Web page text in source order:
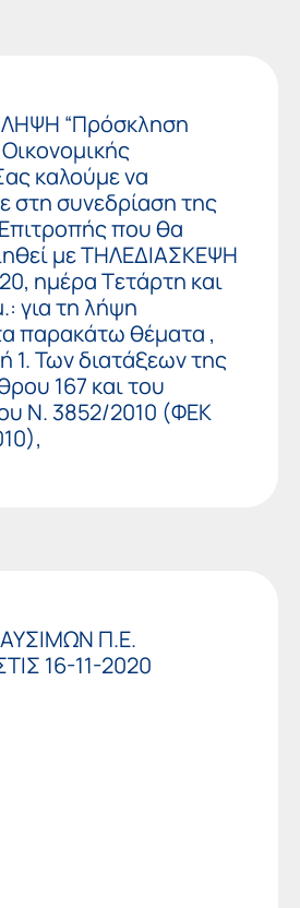
“Πρόσκληση
καλούμε να
στη συνεδρίαση της
που θα
με ΤΗΛΕΔΙΑΣΚΕΨΗ
ημέρα Tετάρτη και
για τη λήψη
παρακάτω θέματα ,
1. Των διατάξεων της
167 και του
Ν. 3852/2010 (ΦΕΚ
Π.Ε.
16-11-2020